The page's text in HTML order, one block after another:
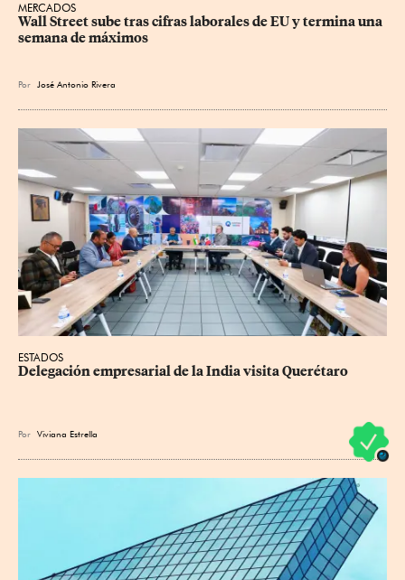
MERCADOS
Wall Street sube tras cifras laborales de EU y termina una
semana de máximos
Por José Antonio Rivera
ESTADOS
Delegación empresarial de la India visita Querétaro
Por Viviana Estrella